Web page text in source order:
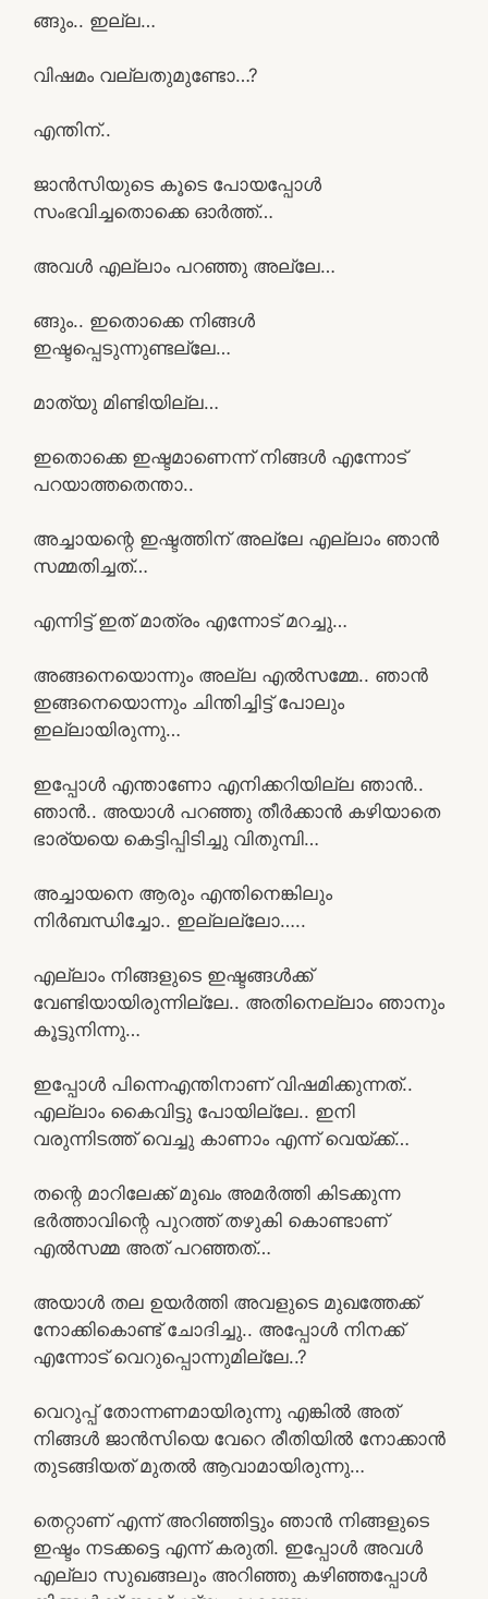
ങ്ങും.. ഇല്ല…
വിഷമം വല്ലതുമുണ്ടോ…?
എന്തിന്..
ജാൻസിയുടെ കൂടെ പോയപ്പോൾ
സംഭവിച്ചതൊക്കെ ഓർത്ത്‌…
അവൾ എല്ലാം പറഞ്ഞു അല്ലേ…
ങ്ങും.. ഇതൊക്കെ നിങ്ങൾ
ഇഷ്ടപ്പെടുന്നുണ്ടല്ലേ…
മാത്യു മിണ്ടിയില്ല…
ഇതൊക്കെ ഇഷ്ടമാണെന്ന് നിങ്ങൾ എന്നോട്
പറയാത്തതെന്താ..
അച്ചായന്റെ ഇഷ്ടത്തിന് അല്ലേ എല്ലാം ഞാൻ
സമ്മതിച്ചത്…
എന്നിട്ട് ഇത് മാത്രം എന്നോട് മറച്ചു…
അങ്ങനെയൊന്നും അല്ല എൽസമ്മേ.. ഞാൻ
ഇങ്ങനെയൊന്നും ചിന്തിച്ചിട്ട് പോലും
ഇല്ലായിരുന്നു…
ഇപ്പോൾ എന്താണോ എനിക്കറിയില്ല ഞാൻ..
ഞാൻ.. അയാൾ പറഞ്ഞു തീർക്കാൻ കഴിയാതെ
ഭാര്യയെ കെട്ടിപ്പിടിച്ചു വിതുമ്പി…
അച്ചായനെ ആരും എന്തിനെങ്കിലും
നിർബന്ധിച്ചോ.. ഇല്ലല്ലോ…..
എല്ലാം നിങ്ങളുടെ ഇഷ്ടങ്ങൾക്ക്
വേണ്ടിയായിരുന്നില്ലേ.. അതിനെല്ലാം ഞാനും
കൂട്ടുനിന്നു…
ഇപ്പോൾ പിന്നെഎന്തിനാണ് വിഷമിക്കുന്നത്..
എല്ലാം കൈവിട്ടു പോയില്ലേ.. ഇനി
വരുന്നിടത്ത് വെച്ചു കാണാം എന്ന് വെയ്ക്ക്…
തന്റെ മാറിലേക്ക് മുഖം അമർത്തി കിടക്കുന്ന
ഭർത്താവിന്റെ പുറത്ത് തഴുകി കൊണ്ടാണ്
എൽസമ്മ അത് പറഞ്ഞത്…
അയാൾ തല ഉയർത്തി അവളുടെ മുഖത്തേക്ക്
നോക്കികൊണ്ട് ചോദിച്ചു.. അപ്പോൾ നിനക്ക്
എന്നോട് വെറുപ്പൊന്നുമില്ലേ..?
വെറുപ്പ് തോന്നണമായിരുന്നു എങ്കിൽ അത്
നിങ്ങൾ ജാൻസിയെ വേറെ രീതിയിൽ നോക്കാൻ
തുടങ്ങിയത് മുതൽ ആവാമായിരുന്നു…
തെറ്റാണ് എന്ന് അറിഞ്ഞിട്ടും ഞാൻ നിങ്ങളുടെ
ഇഷ്ടം നടക്കട്ടെ എന്ന് കരുതി. ഇപ്പോൾ അവൾ
എല്ലാ സുഖങ്ങലും അറിഞ്ഞു കഴിഞ്ഞപ്പോൾ